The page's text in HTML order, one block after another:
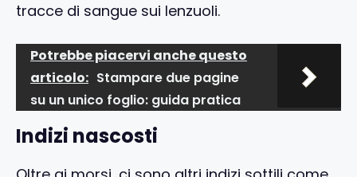
tracce di sangue sui lenzuoli.
Potrebbe piacervi anche questo
articolo: Stampare due pagine
su un unico foglio: guida pratica
Indizi nascosti